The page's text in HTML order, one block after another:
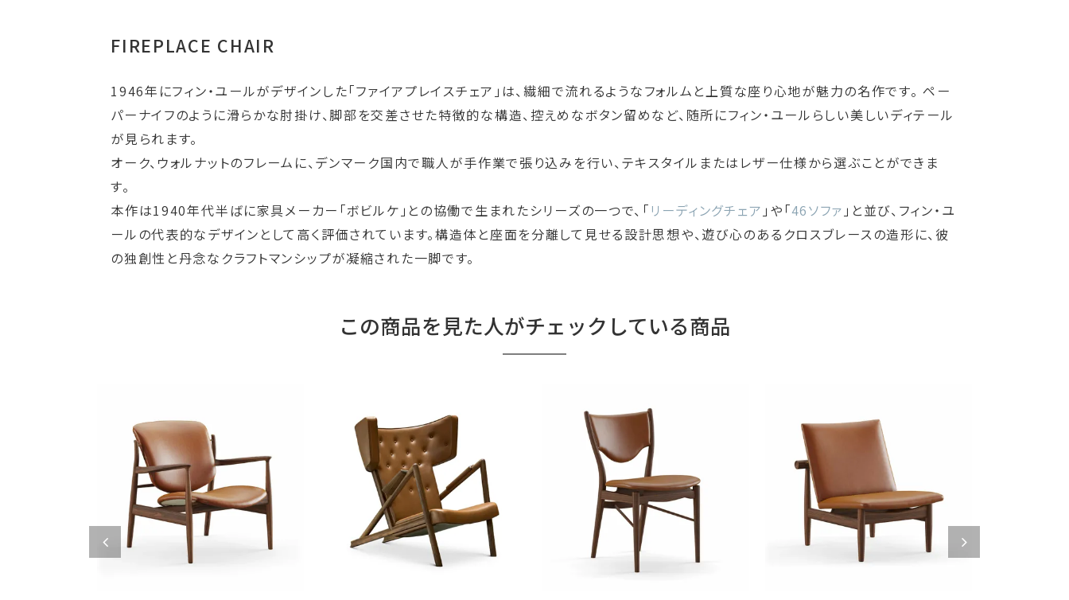
FIREPLACE CHAIR
1946年にフィン・ユールがデザインした「ファイアプレイスチェア」は、繊細で流れるようなフォルムと上質な座り心地が魅力の名作です。 ペー
パーナイフのように滑らかな肘掛け、脚部を交差させた特徴的な構造、控えめなボタン留めなど、随所にフィン・ユールらしい美しいディテール
が見られます。
オーク、ウォルナットのフレームに、デンマーク国内で職人が手作業で張り込みを行い、テキスタイルまたはレザー仕様から選ぶことができま
す。
本作は1940年代半ばに家具メーカー「ボビルケ」との協働で生まれたシリーズの一つで、「 リーディングチェア 」や「46ソファ 」と並び、フィン・ユ
ールの代表的なデザインとして高く評価されています。構造体と座面を分離して見せる設計思想や、遊び心のあるクロスブレースの造形に、彼
の独創性と丹念なクラフトマンシップが凝縮された一脚です。
この商品を見た人がチェックしている商品